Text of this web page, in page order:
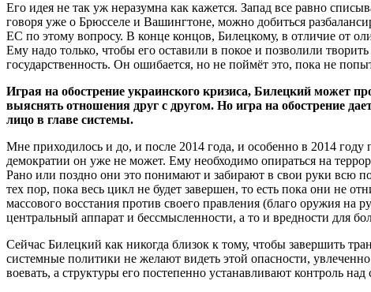
Его идея не так уж неразумна как кажется. Запад все равно
говоря уже о Брюсселе и Вашингтоне, можно добиться
ЕС по этому вопросу. В конце концов, Билецкому, в отличие от
Ему надо только, чтобы его оставили в покое и позволили
государственность. Он ошибается, но не поймёт это, пока не
Играя на обострение украинского кризиса, Билецкий может
выяснять отношения друг с другом. Но игра на обострение
лицо в главе системы.
Мне приходилось и до, и после 2014 года, и особенно в 2014 году
демократии он уже не может. Ему необходимо опираться на
Рано или поздно они это понимают и забирают в свои руки всю
тех пор, пока весь цикл не будет завершен, то есть пока они не
массового восстания против своего правления (благо оружия
центральный аппарат и бессмысленности, а то и вредности для
Сейчас Билецкий как никогда близок к тому, чтобы завершить
системные политики не желают видеть этой опасности,
воевать, а структуры его постепенно устанавливают контроль над